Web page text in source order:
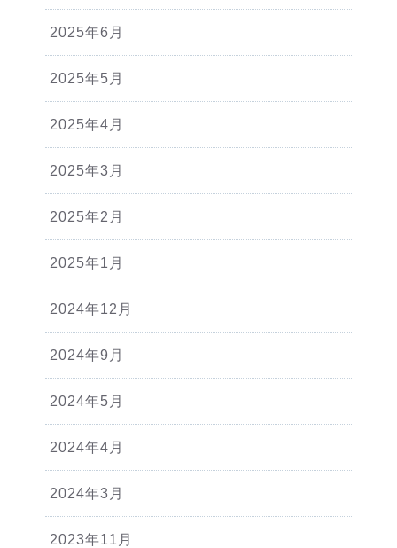
2025年6月
2025年5月
2025年4月
2025年3月
2025年2月
2025年1月
2024年12月
2024年9月
2024年5月
2024年4月
2024年3月
2023年11月